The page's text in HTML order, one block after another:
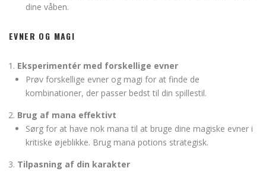
dine våben.
EVNER OG MAGI
Eksperimentér med forskellige evner
Prøv forskellige evner og magi for at finde de
kombinationer, der passer bedst til din spillestil.
Brug af mana effektivt
Sørg for at have nok mana til at bruge dine magiske evner i
kritiske øjeblikke. Brug mana potions strategisk.
Tilpasning af din karakter